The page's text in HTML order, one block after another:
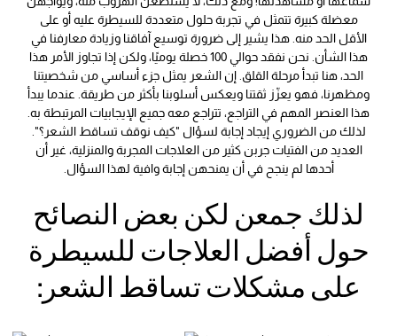
معضلة كبيرة تتمثل في تجربة حلول متعددة للسيطرة عليه أو على
الأقل الحد منه. هذا يشير إلى ضرورة توسيع آفاقنا وزيادة معارفنا في
هذا الشأن. نحن نفقد حوالي 100 خصلة يوميًا، ولكن إذا تجاوز الأمر هذا
الحد، هنا تبدأ مرحلة القلق. إن الشعر يمثل جزء أساسي من شخصيتنا
ومظهرنا، فهو يعزّز ثقتنا ويعكس أسلوبنا بأكثر من طريقة. عندما يبدأ
هذا العنصر المهم في التراجع، تتراجع معه جميع الإيجابيات المرتبطة به.
لذلك من الضروري إيجاد إجابة لسؤال "كيف نوقف تساقط الشعر؟".
العديد من الفتيات جربن كثير من العلاجات المجربة والمنزلية، غير أن
أحدها لم ينجح في أن يمنحهن إجابة وافية لهذا السؤال.
لذلك جمعن لكن بعض النصائح
حول أفضل العلاجات للسيطرة
على مشكلات تساقط الشعر: